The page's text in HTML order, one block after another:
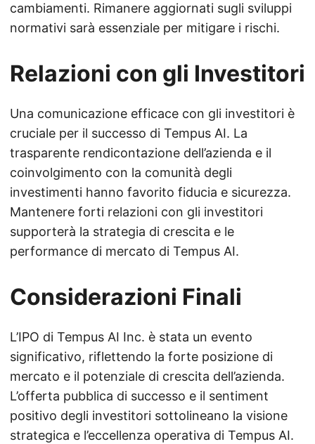
cambiamenti. Rimanere aggiornati sugli sviluppi
normativi sarà essenziale per mitigare i rischi.
Relazioni con gli Investitori
Una comunicazione efficace con gli investitori è
cruciale per il successo di Tempus AI. La
trasparente rendicontazione dell’azienda e il
coinvolgimento con la comunità degli
investimenti hanno favorito fiducia e sicurezza.
Mantenere forti relazioni con gli investitori
supporterà la strategia di crescita e le
performance di mercato di Tempus AI.
Considerazioni Finali
L’IPO di Tempus AI Inc. è stata un evento
significativo, riflettendo la forte posizione di
mercato e il potenziale di crescita dell’azienda.
L’offerta pubblica di successo e il sentiment
positivo degli investitori sottolineano la visione
strategica e l’eccellenza operativa di Tempus AI.